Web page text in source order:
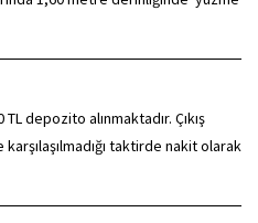
depozito alınmaktadır. Çıkış
taktirde nakit olarak